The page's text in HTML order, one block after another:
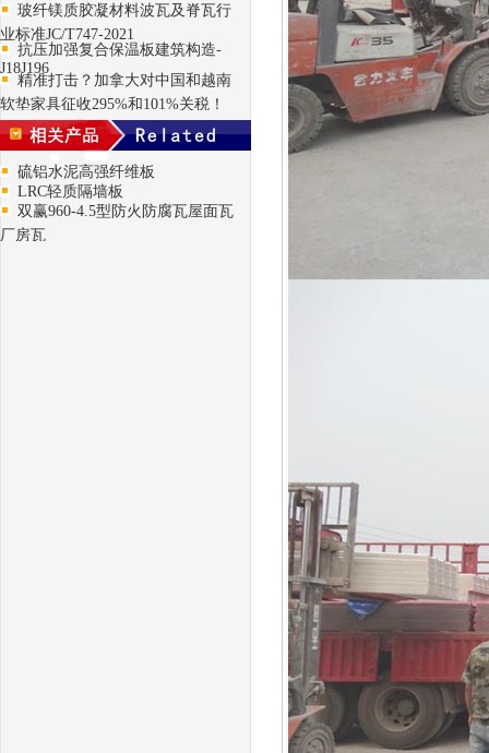
玻纤镁质胶凝材料波瓦及脊瓦行
业标准JC/T747-2021
抗压加强复合保温板建筑构造-
J18J196
精准打击？加拿大对中国和越南
软垫家具征收295%和101%关税！
硫铝水泥高强纤维板
LRC轻质隔墙板
双赢960-4.5型防火防腐瓦屋面瓦
厂房瓦